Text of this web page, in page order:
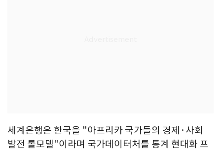
세계은행은 한국을 "아프리카 국가들의 경제·사회
발전 롤모델"이라며 국가데이터처를 통계 현대화 프